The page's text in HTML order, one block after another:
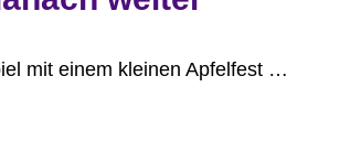
mit einem kleinen Apfelfest …